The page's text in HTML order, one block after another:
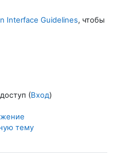
Interface Guidelines, чтобы
(Вход)
тему